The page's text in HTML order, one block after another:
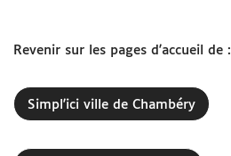
Revenir sur les pages d'accueil de :
Simpl'ici ville de Chambéry